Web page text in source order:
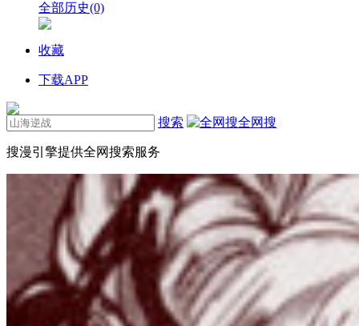
全部历史(0)
收藏
下载APP
搜索 全网搜
搜漫引擎提供全网搜索服务